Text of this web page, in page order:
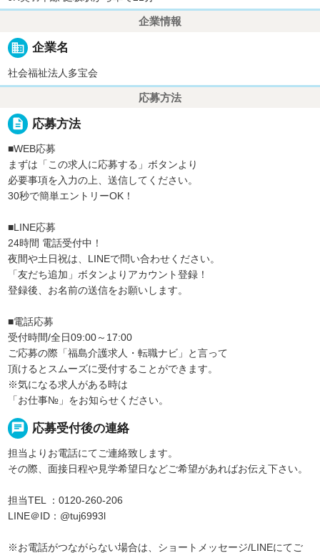
企業情報
business 企業名
社会福祉法人多宝会
応募方法
description 応募方法
■WEB応募
まずは「この求人に応募する」ボタンより
必要事項を入力の上、送信してください。
30秒で簡単エントリーOK！
■LINE応募
24時間 電話受付中！
夜間や土日祝は、LINEで問い合わせください。
「友だち追加」ボタンよりアカウント登録！
登録後、お名前の送信をお願いします。
■電話応募
受付時間/全日09:00～17:00
ご応募の際「福島介護求人・転職ナビ」と言って
頂けるとスムーズに受付することができます。
※気になる求人がある時は
「お仕事№」をお知らせください。
chat 応募受付後の連絡
担当よりお電話にてご連絡致します。
その際、面接日程や見学希望日などご希望があればお伝え下さい。
担当TEL ：0120-260-206
LINE＠ID：@tuj6993l
※お電話がつながらない場合は、ショートメッセージ/LINEにてご